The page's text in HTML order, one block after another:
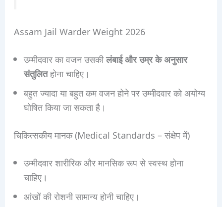
Assam Jail Warder Weight 2026
उम्मीदवार का वजन उसकीलंबाई और उम्र के अनुसार
संतुलितहोना चाहिए।
बहुत ज्यादा या बहुत कम वजन होने पर उम्मीदवार को अयोग्य
घोषित किया जा सकता है।
चिकित्सकीय मानक (Medical Standards – संक्षेप में)
उम्मीदवार शारीरिक और मानसिक रूप से स्वस्थ होना
चाहिए।
आंखों की रोशनी सामान्य होनी चाहिए।